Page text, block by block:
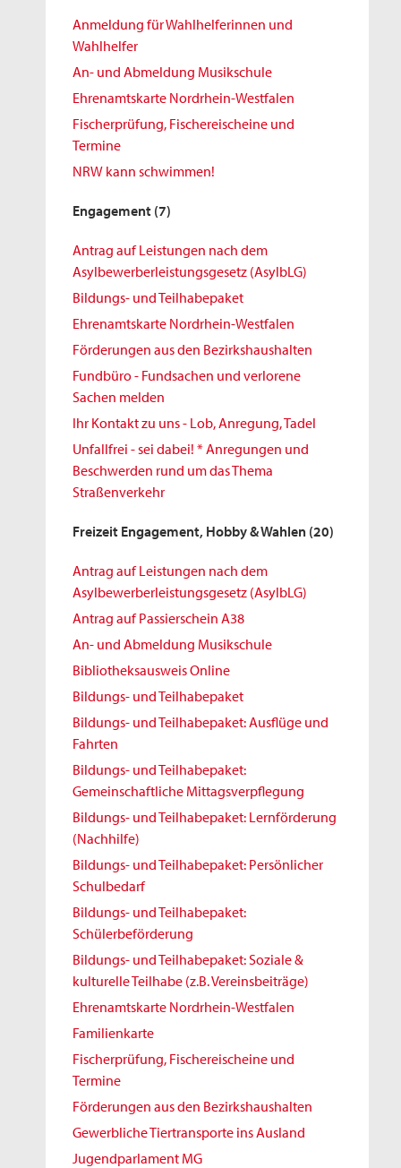
Anmeldung für Wahlhelferinnen und
Wahlhelfer
An- und Abmeldung Musikschule
Ehrenamtskarte Nordrhein-Westfalen
Fischerprüfung, Fischereischeine und
Termine
NRW kann schwimmen!
Engagement (7)
Antrag auf Leistungen nach dem
Asylbewerberleistungsgesetz (AsylbLG)
Bildungs- und Teilhabepaket
Ehrenamtskarte Nordrhein-Westfalen
Förderungen aus den Bezirkshaushalten
Fundbüro - Fundsachen und verlorene
Sachen melden
Ihr Kontakt zu uns - Lob, Anregung, Tadel
Unfallfrei - sei dabei! * Anregungen und
Beschwerden rund um das Thema
Straßenverkehr
Freizeit Engagement, Hobby & Wahlen (20)
Antrag auf Leistungen nach dem
Asylbewerberleistungsgesetz (AsylbLG)
Antrag auf Passierschein A38
An- und Abmeldung Musikschule
Bibliotheksausweis Online
Bildungs- und Teilhabepaket
Bildungs- und Teilhabepaket: Ausflüge und
Fahrten
Bildungs- und Teilhabepaket:
Gemeinschaftliche Mittagsverpflegung
Bildungs- und Teilhabepaket: Lernförderung
(Nachhilfe)
Bildungs- und Teilhabepaket: Persönlicher
Schulbedarf
Bildungs- und Teilhabepaket:
Schülerbeförderung
Bildungs- und Teilhabepaket: Soziale &
kulturelle Teilhabe (z.B. Vereinsbeiträge)
Ehrenamtskarte Nordrhein-Westfalen
Familienkarte
Fischerprüfung, Fischereischeine und
Termine
Förderungen aus den Bezirkshaushalten
Gewerbliche Tiertransporte ins Ausland
Jugendparlament MG